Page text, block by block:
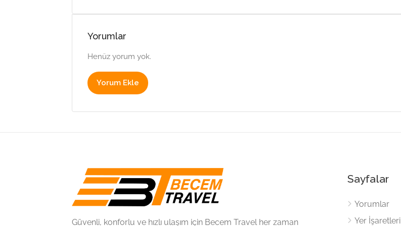
Yorumlar
Henüz yorum yok.
Yorum Ekle
Güvenli, konforlu ve hızlı ulaşım için Becem Travel her zaman
Sayfalar
Yorumlar
Yer İşaretleri